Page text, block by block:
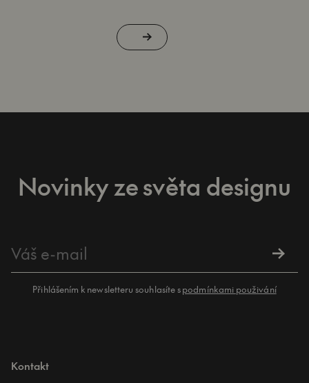
Novinky ze světa designu
Přihlášením k newsletteru souhlasíte spodmínkami použivání
Kontakt